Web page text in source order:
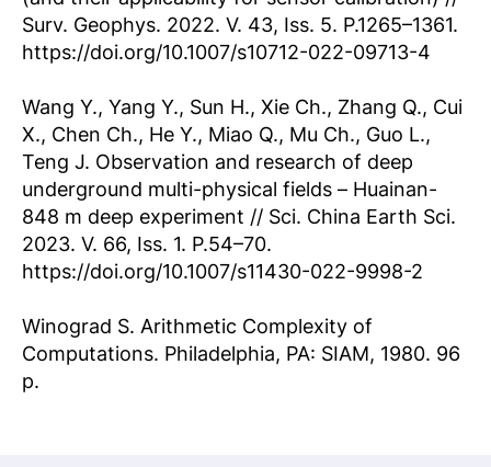
Surv. Geophys. 2022. V. 43, Iss. 5. P.1265–1361.
https://doi.org/10.1007/s10712-022-09713-4
Wang Y., Yang Y., Sun H., Xie Ch., Zhang Q., Cui
X., Chen Ch., He Y., Miao Q., Mu Ch., Guo L.,
Teng J. Observation and research of deep
underground multi-physical fields – Huainan-
848 m deep experiment // Sci. China Earth Sci.
2023. V. 66, Iss. 1. P.54–70.
https://doi.org/10.1007/s11430-022-9998-2
Winograd S. Arithmetic Complexity of
Computations. Philadelphia, PA: SIAM, 1980. 96
p.